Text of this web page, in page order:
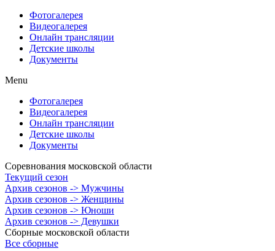
Фотогалерея
Видеогалерея
Онлайн трансляции
Детские школы
Документы
Menu
Фотогалерея
Видеогалерея
Онлайн трансляции
Детские школы
Документы
Соревнования московской области
Текущий сезон
Архив сезонов -> Мужчины
Архив сезонов -> Женщины
Архив сезонов -> Юноши
Архив сезонов -> Девушки
Сборные московской области
Все сборные